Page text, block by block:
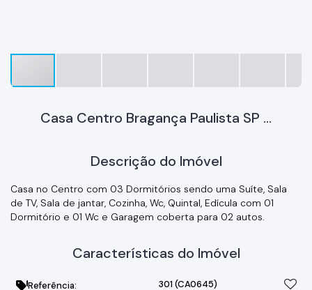
Casa Centro Bragança Paulista SP ...
Descrição do Imóvel
Casa no Centro com 03 Dormitórios sendo uma Suíte, Sala
de TV, Sala de jantar, Cozinha, Wc, Quintal, Edícula com 01
Dormitório e 01 Wc e Garagem coberta para 02 autos.
Características do Imóvel
Referência: 301 (CA0645)